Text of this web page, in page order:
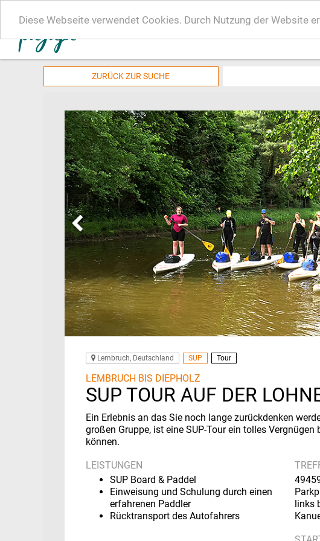
Diese Webseite verwendet Cookies. Durch Nutzung der Website
ZURÜCK ZUR SUCHE
Lembruch, Deutschland SUP Tour
LEMBRUCH BIS DIEPHOLZ
SUP TOUR AUF DER
Ein Erlebnis an das Sie noch lange zurückdenken
großen Gruppe, ist eine SUP-Tour ein tolles
können.
LEISTUNGEN
SUP Board & Paddel
Einweisung und Schulung durch einen
erfahrenen Paddler
Rücktransport des Autofahrers
links